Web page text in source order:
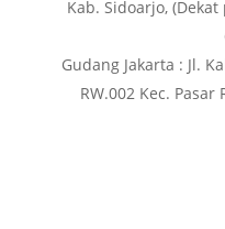
Kab. Sidoarjo,
Gudang Jakarta : Jl.
RW.002 Kec. Pasar